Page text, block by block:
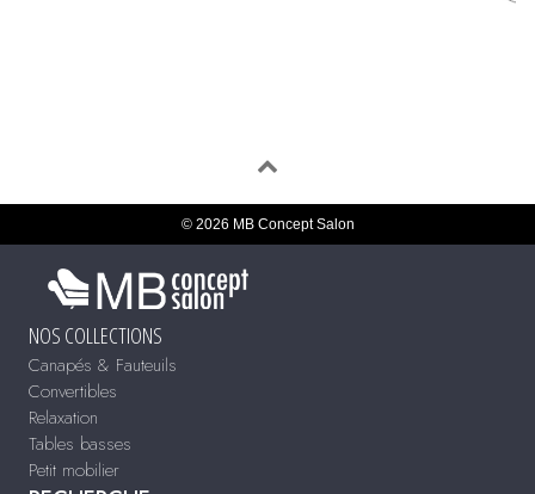
© 2026 MB Concept Salon
NOS COLLECTIONS
Canapés & Fauteuils
Convertibles
Relaxation
Tables basses
Petit mobilier